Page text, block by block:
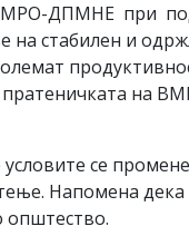
ДПМНЕ при
стабилен и
пратеничката
условите се
Напомена
општество.